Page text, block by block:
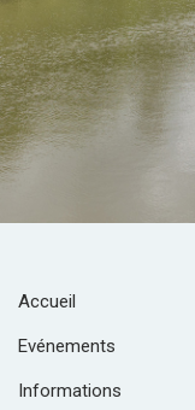
Accueil
Evénements
Informations